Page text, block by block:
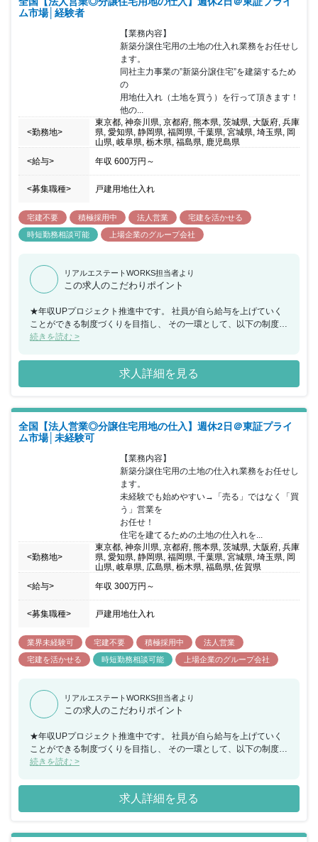
していたものを 独立させるため、新たに専属として配属する1名を
内から 独立・起業者の排出実績がある/自社サービスに携われる 社
内設備や作成資料まで一貫してデザインにこだわり、 無駄のない研
ム市場│経験者
【業務内容】
新築分譲住宅用の土地の仕入れ業務をお任せし
ます。
同社主力事業の”新築分譲住宅”を建築するため
の
用地仕入れ（土地を買う）を行って頂きます！
他の...
<勤務地>
東京都, 神奈川県, 京都府, 熊本県, 茨城県, 大阪府, 兵庫
県, 愛知県, 静岡県, 福岡県, 千葉県, 宮城県, 埼玉県, 岡
山県, 岐阜県, 栃木県, 福島県, 鹿児島県
<給与>
年収 600万円 ～
<募集職種> 戸建用地仕入れ
宅建不要 積極採用中 法人営業
宅建を活かせる
時短勤務相談可能
上場企業のグループ会社
リアルエステートWORKS担当者より
この求人のこだわりポイント
★年収UPプロジェクト推進中です。 社員が自ら給与を上げていく
ことができる制度づくりを目指し、 その一環として、以下の制度を
新設しました！ 社員紹介制度（条件を満たした場合、 毎月の給与
って、不動産業界の地位向上を目指す」。 会社を設立して以来、私
はこの方針を変えていません。 多くの人にとって生涯最高の買い物
となる、 住宅・不動産。住宅・不動産を取り扱う仕事は、 結果的
仕事です。それにもかかわらず、 一般的な住宅・不動産の業界イメ
ージは決して良くはありません。 我々はそんな業界を変えたい。変
えなければならないのです。 そのためにまずは、ケイアイスター不
動産が 「日本一憧れの会社」としてベンチマークされる必要性を
感じています。 そして同社の社員たちには、単にモノを売る存在で
はなく、 人として愛され、そして関わる人を豊・楽・快にできる
影響力を持つ存在でいてほしいと考えています。 ★仕事の魅力 ・
自分が見極めた土地が、チームで協力して家になり、 お客様の生活
になる。 普通の営業のイメージが180°変わる感動を味わえます！
・入社1～2年目で係長職についた社員も多数いるなど、 これまで
の経歴や社歴に一切関係ありません！ あなたの行動力と営業として
の意識のみを評価いたします。 業者との関係が構築できれば、こち
らから働きかけなくても自然と 物件の新たな情報が集まってくるよ
うに、まずはしっかりと足を運び、 信頼を得ることからスタートし
ましょう。
続きを読む >
求人詳細を見る
全国【法人営業◎分譲住宅用地の仕入】週休2日＠東証プライ
ム市場│未経験可
【業務内容】
新築分譲住宅用の土地の仕入れ業務をお任せし
ます。
未経験でも始めやすい→「売る」ではなく「買
う」営業を
お任せ！
住宅を建てるための土地の仕入れを...
<勤務地>
東京都, 神奈川県, 京都府, 熊本県, 茨城県, 大阪府, 兵庫
県, 愛知県, 静岡県, 福岡県, 千葉県, 宮城県, 埼玉県, 岡
山県, 岐阜県, 広島県, 栃木県, 福島県, 佐賀県
<給与>
年収 300万円 ～
<募集職種> 戸建用地仕入れ
業界未経験可 宅建不要 積極採用中
法人営業
宅建を活かせる
時短勤務相談可能 上場企業のグループ会社
リアルエステートWORKS担当者より
この求人のこだわりポイント
★年収UPプロジェクト推進中です。 社員が自ら給与を上げていく
ことができる制度づくりを目指し、 その一環として、以下の制度を
新設しました！ 社員紹介制度（条件を満たした場合、 毎月の給与
って、不動産業界の地位向上を目指す」。 会社を設立して以来、同
社はこの方針を変えていません。 多くの人にとって生涯最高の買い
物となる、 住宅・不動産。住宅・不動産を取り扱う仕事は、 結果
き仕事です。それにもかかわらず、 一般的な住宅・不動産の業界イ
続きを読む >
求人詳細を見る